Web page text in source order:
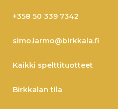
+358 50 339 7342
simo.larmo@birkkala.fi
Kaikki spelttituotteet
Birkkalan tila